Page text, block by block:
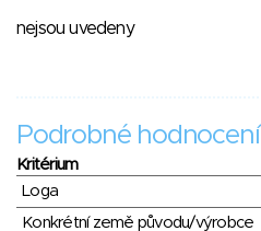
nejsou uvedeny
Podrobné hodnocení
Kritérium
Loga
Konkrétní země původu/výrobce